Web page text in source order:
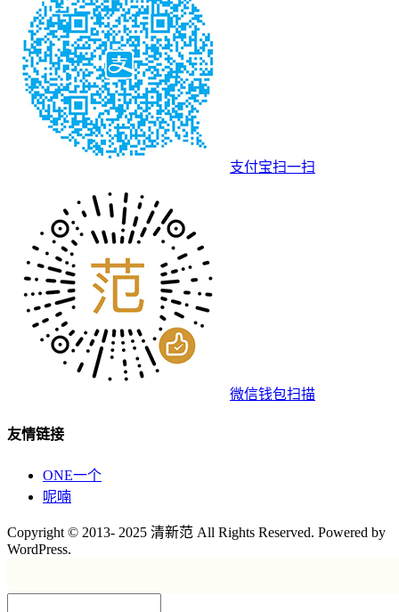
支付宝扫一扫
微信钱包扫描
友情链接
ONE一个
呢喃
Copyright © 2013- 2025 清新范 All Rights Reserved. Powered by
WordPress.